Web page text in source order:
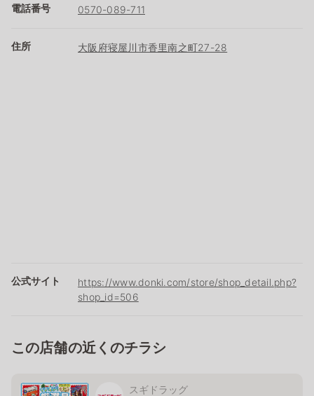
電話番号 0570-089-711
住所 大阪府寝屋川市香里南之町27-28
公式サイト
https://www.donki.com/store/shop_detail.php?
shop_id=506
この店舗の近くのチラシ
スギドラッグ